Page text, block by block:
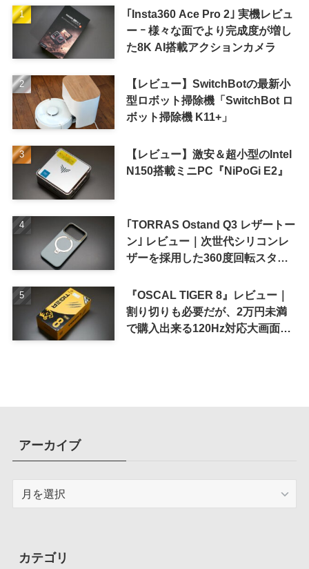
｢Insta360 Ace Pro 2｣ 実機レビュ
ー ｰ 様々な面でより完成度が増し
た8K AI搭載アクションカメラ
【レビュー】SwitchBotの最新小
型ロボット掃除機「SwitchBot ロ
ボット掃除機 K11+」
【レビュー】激安＆超小型のIntel
N150搭載ミニPC『NiPoGi E2』
｢TORRAS Ostand Q3 レザートー
ン｣ レビュー｜次世代シリコンレ
ザーを採用した360度回転スタン
『OSCAL TIGER 8』レビュー｜
割り切りも必要だが、2万円未満
で購入出来る120Hz対応大画面ス
アーカイブ
ブカテゴリ